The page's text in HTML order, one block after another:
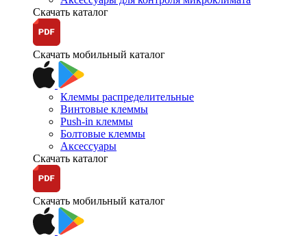
Скачать каталог
Скачать мобильный каталог
Клеммы распределительные
Винтовые клеммы
Push-in клеммы
Болтовые клеммы
Аксессуары
Скачать каталог
Скачать мобильный каталог